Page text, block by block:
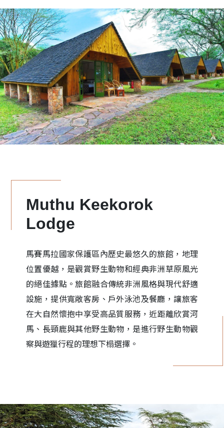
Muthu Keekorok
Lodge
馬賽馬拉國家保護區內歷史最悠久的旅館，地理
位置優越，是觀賞野生動物和經典非洲草原風光
的絕佳據點。旅館融合傳統非洲風格與現代舒適
設施，提供寬敞客房、戶外泳池及餐廳，讓旅客
在大自然懷抱中享受高品質服務，近距離欣賞河
馬、長頸鹿與其他野生動物，是進行野生動物觀
察與遊獵行程的理想下榻選擇。